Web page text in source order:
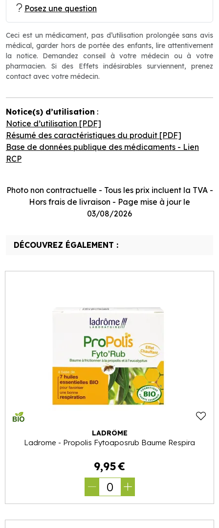
Posez une question
Ceci est un médicament, pas d’utilisation prolongée sans avis
médical, garder hors de portée des enfants, lire attentivement
la notice. Demandez conseil à votre médecin ou à votre
pharmacien. Si des Effets indésirables surviennent, prenez
contact avec votre médecin.
Notice(s) d’utilisation :
Notice d’utilisation [PDF]
Résumé des caractéristiques du produit [PDF]
Base de données publique des médicaments - Lien
RCP
Photo non contractuelle - Tous les prix incluent la TVA -
Hors frais de livraison - Page mise à jour le
03/08/2026
DÉCOUVREZ ÉGALEMENT :
LADRÔME
Ladrome - Propolis Fytoaposrub Baume Respira
9,95€
0